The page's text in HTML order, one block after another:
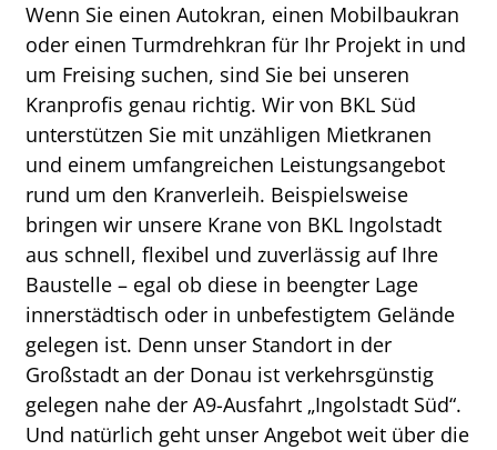
Wenn Sie einen Autokran, einen Mobilbaukran
oder einen Turmdrehkran für Ihr Projekt in und
um Freising suchen, sind Sie bei unseren
Kranprofis genau richtig. Wir von BKL Süd
unterstützen Sie mit unzähligen Mietkranen
und einem umfangreichen Leistungsangebot
rund um den Kranverleih. Beispielsweise
bringen wir unsere Krane von BKL Ingolstadt
aus schnell, flexibel und zuverlässig auf Ihre
Baustelle – egal ob diese in beengter Lage
innerstädtisch oder in unbefestigtem Gelände
gelegen ist. Denn unser Standort in der
Großstadt an der Donau ist verkehrsgünstig
gelegen nahe der A9-Ausfahrt „Ingolstadt Süd“.
Und natürlich geht unser Angebot weit über die